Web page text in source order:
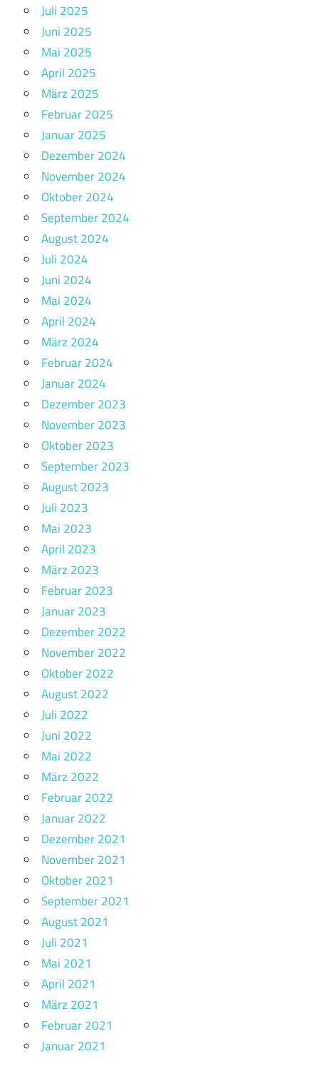
Juli 2025
Juni 2025
Mai 2025
April 2025
März 2025
Februar 2025
Januar 2025
Dezember 2024
November 2024
Oktober 2024
September 2024
August 2024
Juli 2024
Juni 2024
Mai 2024
April 2024
März 2024
Februar 2024
Januar 2024
Dezember 2023
November 2023
Oktober 2023
September 2023
August 2023
Juli 2023
Mai 2023
April 2023
März 2023
Februar 2023
Januar 2023
Dezember 2022
November 2022
Oktober 2022
August 2022
Juli 2022
Juni 2022
Mai 2022
März 2022
Februar 2022
Januar 2022
Dezember 2021
November 2021
Oktober 2021
September 2021
August 2021
Juli 2021
Mai 2021
April 2021
März 2021
Februar 2021
Januar 2021